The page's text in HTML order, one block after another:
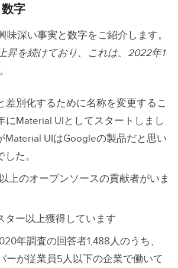
字
味深い事実と数字をご紹介します。
昇を続けており、これは、2022年1
差別化するために名称を変更するこ
にMaterial UIとしてスタートしまし
Material UIはGoogleの製品だと思い
た。
上のオープンソースの貢献者がいま
ター以上獲得しています
年調査の回答者1,488人のうち、
ーが従業員5人以下の企業で働いて